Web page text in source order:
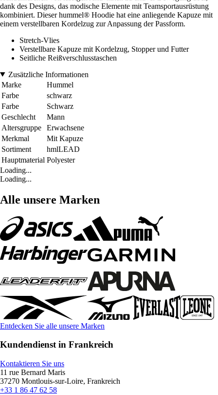
dank des Designs, das modische Elemente mit Teamsportausrüstung
kombiniert. Dieser hummel® Hoodie hat eine anliegende Kapuze mit
einem verstellbaren Kordelzug zur Anpassung der Passform.
Stretch-Vlies
Verstellbare Kapuze mit Kordelzug, Stopper und Futter
Seitliche Reißverschlusstaschen
Zusätzliche Informationen
Marke
Hummel
Farbe
schwarz
Farbe
Schwarz
Geschlecht
Mann
Altersgruppe
Erwachsene
Merkmal
Mit Kapuze
Sortiment
hmlLEAD
Hauptmaterial Polyester
Loading...
Loading...
Alle unsere Marken
Entdecken Sie alle unsere Marken
Kundendienst in Frankreich
Kontaktieren Sie uns
11 rue Bernard Maris
37270 Montlouis-sur-Loire, Frankreich
+33 1 86 47 62 58